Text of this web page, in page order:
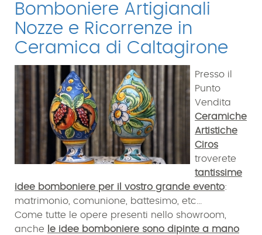
Bomboniere Artigianali
Nozze e Ricorrenze in
Ceramica di Caltagirone
Presso il
Punto
Vendita
Ceramiche
Artistiche
Ciros
troverete
tantissime
idee bomboniere per il vostro grande evento:
matrimonio, comunione, battesimo, etc...
Come tutte le opere presenti nello showroom,
anche
le idee bomboniere sono dipinte a mano